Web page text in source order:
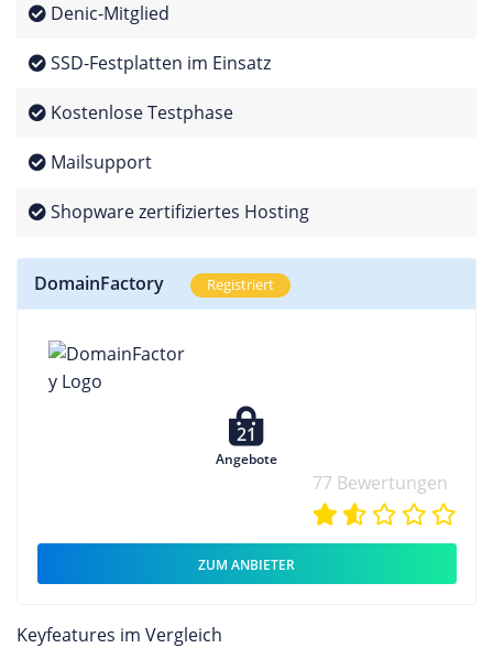
Denic-Mitglied
SSD-Festplatten im Einsatz
Kostenlose Testphase
Mailsupport
Shopware zertifiziertes Hosting
DomainFactory Registriert
21
Angebote
77 Bewertungen
ZUM ANBIETER
Keyfeatures im Vergleich